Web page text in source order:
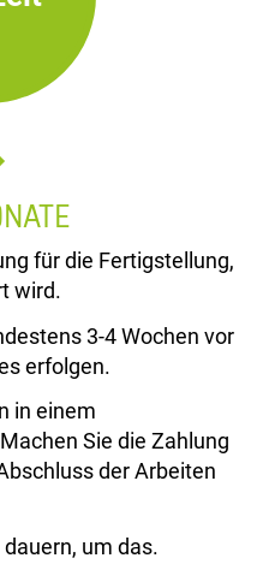
für die Fertigstellung,
wird.
3-4 Wochen vor
erfolgen.
in einem
Sie die Zahlung
der Arbeiten
um das.